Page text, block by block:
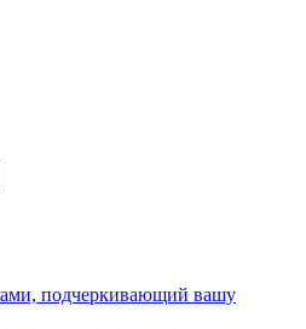
подчеркивающий вашу